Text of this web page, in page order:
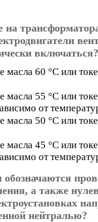
на
включаться?
масла 60 °С или
масла 55 °С или
от
масла 50 °С или
масла 45 °С или
от
а также
нейтралью?